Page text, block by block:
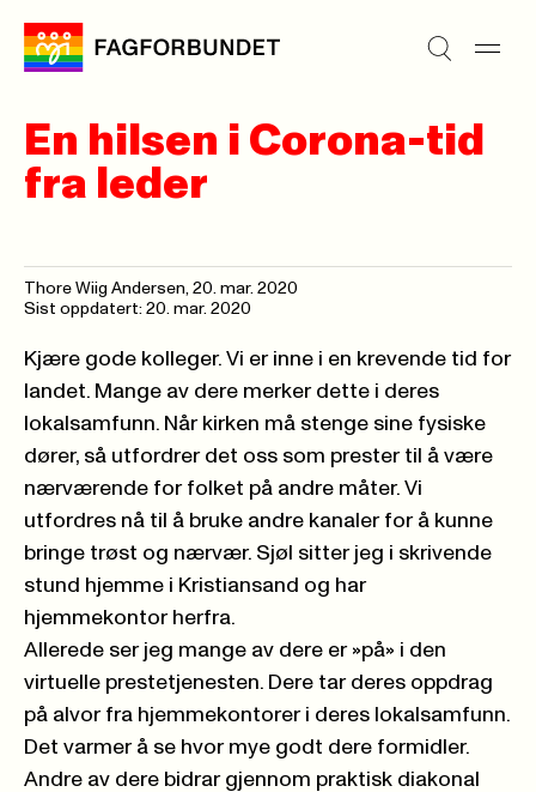
En hilsen i Corona-tid
fra leder
Thore Wiig Andersen, 20. mar. 2020
Sist oppdatert: 20. mar. 2020
Kjære gode kolleger. Vi er inne i en krevende tid for
landet. Mange av dere merker dette i deres
lokalsamfunn. Når kirken må stenge sine fysiske
dører, så utfordrer det oss som prester til å være
nærværende for folket på andre måter. Vi
utfordres nå til å bruke andre kanaler for å kunne
bringe trøst og nærvær. Sjøl sitter jeg i skrivende
stund hjemme i Kristiansand og har
hjemmekontor herfra.
Allerede ser jeg mange av dere er »på» i den
virtuelle prestetjenesten. Dere tar deres oppdrag
på alvor fra hjemmekontorer i deres lokalsamfunn.
Det varmer å se hvor mye godt dere formidler.
Andre av dere bidrar gjennom praktisk diakonal